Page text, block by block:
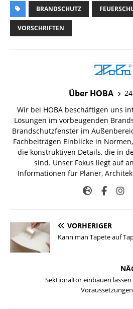
BRANDSCHUTZ
VORSCHRIFTEN
Über HOBA
Wir bei HOBA beschäftigen uns
Lösungen im vorbeugenden
Brandschutzfenster im
Fachbeiträgen Einblicke in
die konstruktiven Details, die in
sind. Unser Fokus liegt auf
Informationen für Planer,
VORHERIGER
Kann man Tapete auf
Sektionaltor einbauen